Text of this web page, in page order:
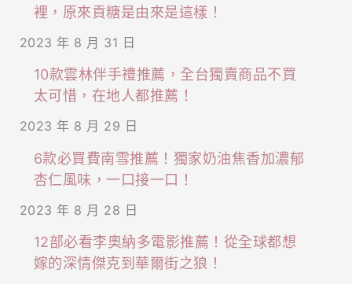
裡，原來貢糖是由來是這樣！
2023 年 8 月 31 日
10款雲林伴手禮推薦，全台獨賣商品不買
太可惜，在地人都推薦！
2023 年 8 月 29 日
6款必買費南雪推薦！獨家奶油焦香加濃郁
杏仁風味，一口接一口！
2023 年 8 月 28 日
12部必看李奧納多電影推薦！從全球都想
嫁的深情傑克到華爾街之狼！